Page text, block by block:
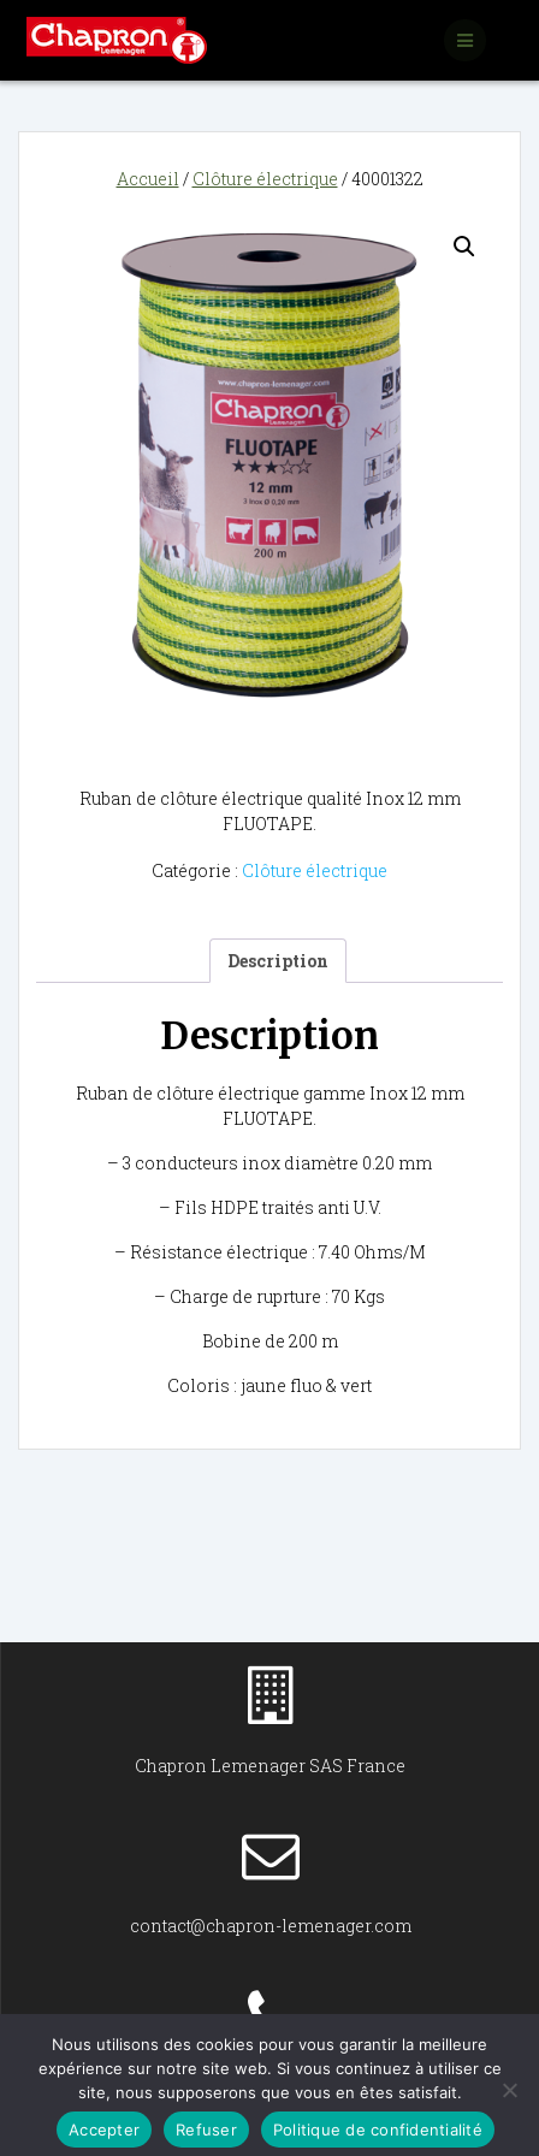
Accueil / Clôture électrique / 40001322
Ruban de clôture électrique qualité Inox 12 mm
FLUOTAPE.
Catégorie : Clôture électrique
Description
Description
Ruban de clôture électrique gamme Inox 12 mm
FLUOTAPE.
– 3 conducteurs inox diamètre 0.20 mm
– Fils HDPE traités anti U.V.
– Résistance électrique : 7.40 Ohms/M
– Charge de ruprture : 70 Kgs
Bobine de 200 m
Coloris : jaune fluo & vert
Chapron Lemenager SAS France
contact@chapron-lemenager.com
+33 (0)2 31 22 02 55
Nous utilisons des cookies pour vous garantir la meilleure
expérience sur notre site web. Si vous continuez à utiliser ce
site, nous supposerons que vous en êtes satisfait.
Accepter
Refuser Politique de confidentialité